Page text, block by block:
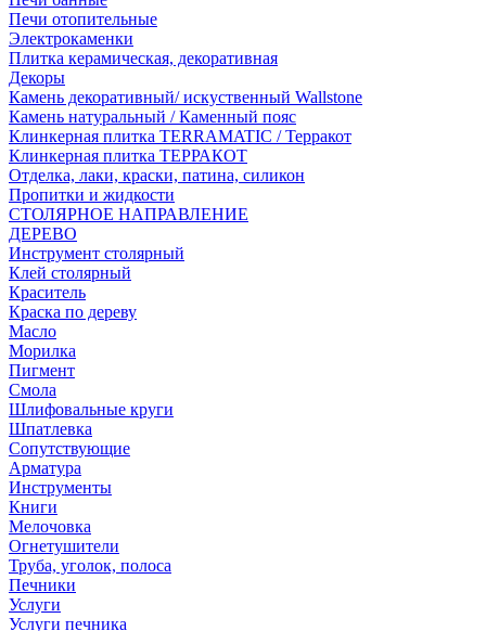
Печи отопительные
Электрокаменки
Плитка керамическая, декоративная
Декоры
Камень декоративный/ искуственный Wallstone
Камень натуральный / Каменный пояс
Клинкерная плитка TERRAMATIC / Терракот
Клинкерная плитка ТЕРРАКОТ
Отделка, лаки, краски, патина, силикон
Пропитки и жидкости
СТОЛЯРНОЕ НАПРАВЛЕНИЕ
ДЕРЕВО
Инструмент столярный
Клей столярный
Краситель
Краска по дереву
Масло
Морилка
Пигмент
Смола
Шлифовальные круги
Шпатлевка
Сопутствующие
Арматура
Инструменты
Книги
Мелочовка
Огнетушители
Труба, уголок, полоса
Печники
Услуги
Услуги печника